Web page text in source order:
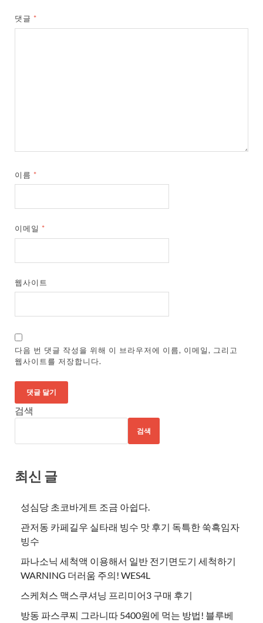
댓글 *
이름 *
이메일 *
웹사이트
다음 번 댓글 작성을 위해 이 브라우저에 이름, 이메일, 그리고
웹사이트를 저장합니다.
검색
검색
최신 글
성심당 초코바게트 조금 아쉽다.
관저동 카페길우 실타래 빙수 맛 후기 독특한 쑥흑임자
빙수
파나소닉 세척액 이용해서 일반 전기면도기 세척하기
WARNING 더러움 주의! WES4L
스케쳐스 맥스쿠셔닝 프리미어3 구매 후기
방동 파스쿠찌 그라니따 5400원에 먹는 방법! 블루베